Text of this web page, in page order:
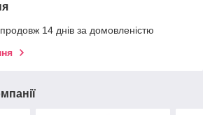
14 днів за домовленістю